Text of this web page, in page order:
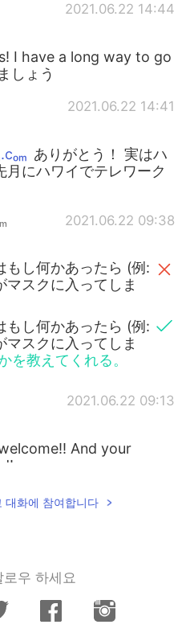
2021.06.22 14:44
I have a long way to go
しょう
2021.06.22 14:41
ありがとう！ 実はハ
月にハワイでテレワーク
2021.06.22 09:38
もし何かあったら (例:
マスクに入ってしま
もし何かあったら (例:
マスクに入ってしま
を教えてくれる。
2021.06.22 09:13
And your
Ngatung2021.06.22 08:58
Ngatung2021.06.22 08:57
대화에 참여합니다
우 하세요